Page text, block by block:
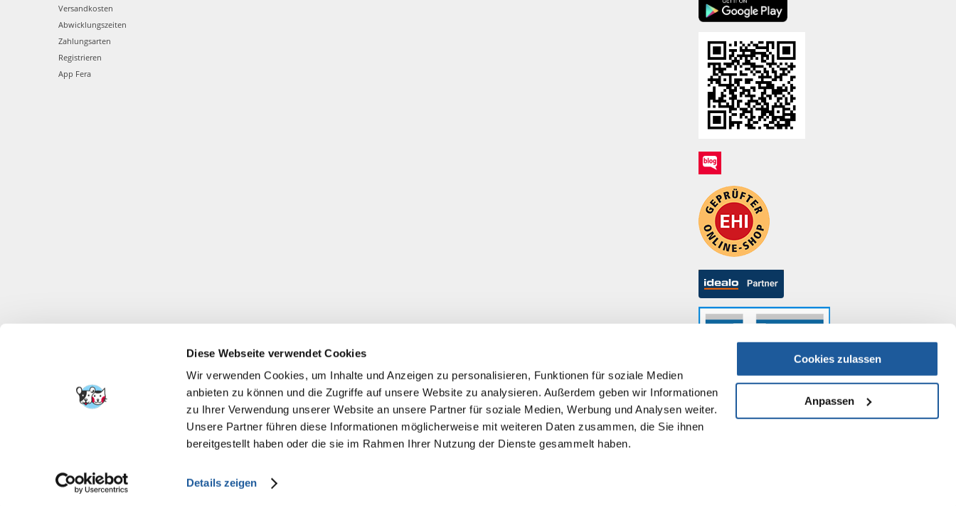
Diese Webseite verwendet Cookies
Wir verwenden Cookies, um Inhalte und Anzeigen zu personalisieren, Funktionen für soziale Medien
anbieten zu können und die Zugriffe auf unsere Website zu analysieren. Außerdem geben wir Informationen
zu Ihrer Verwendung unserer Website an unsere Partner für soziale Medien, Werbung und Analysen weiter.
Unsere Partner führen diese Informationen möglicherweise mit weiteren Daten zusammen, die Sie ihnen
bereitgestellt haben oder die sie im Rahmen Ihrer Nutzung der Dienste gesammelt haben.
Details zeigen
Cookies zulassen
Anpassen
Versandkosten
Abwicklungszeiten
Zahlungsarten
Registrieren
App Fera
*Alle Preise inkl. ges. MwSt./ zzgl. Versand